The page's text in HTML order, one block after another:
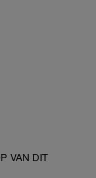
VAN DIT